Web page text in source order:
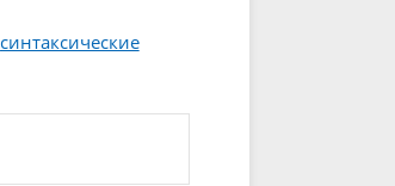
синтаксические